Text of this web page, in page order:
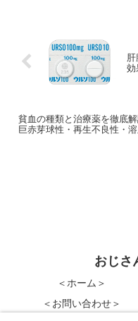
貧血の種類と治療薬を徹底解
巨赤芽球性・再生不良性・
おじさ
＜ホーム＞
＜お問い合わせ＞